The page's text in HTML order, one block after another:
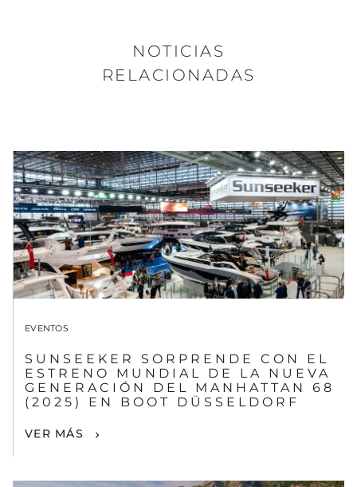
NOTICIAS
RELACIONADAS
EVENTOS
SUNSEEKER SORPRENDE CON EL
ESTRENO MUNDIAL DE LA NUEVA
GENERACIÓN DEL MANHATTAN 68
(2025) EN BOOT DÜSSELDORF
VER MÁS